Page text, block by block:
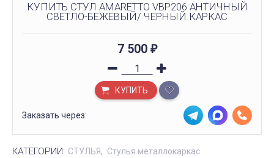
КУПИТЬ СТУЛ AMARETTO VBP206 АНТИЧНЫЙ
СВЕТЛО-БЕЖЕВЫЙ/ ЧЕРНЫЙ КАРКАС
7 500 ₽
КУПИТЬ
Заказать через:
КАТЕГОРИИ: СТУЛЬЯ Стулья металлокаркас